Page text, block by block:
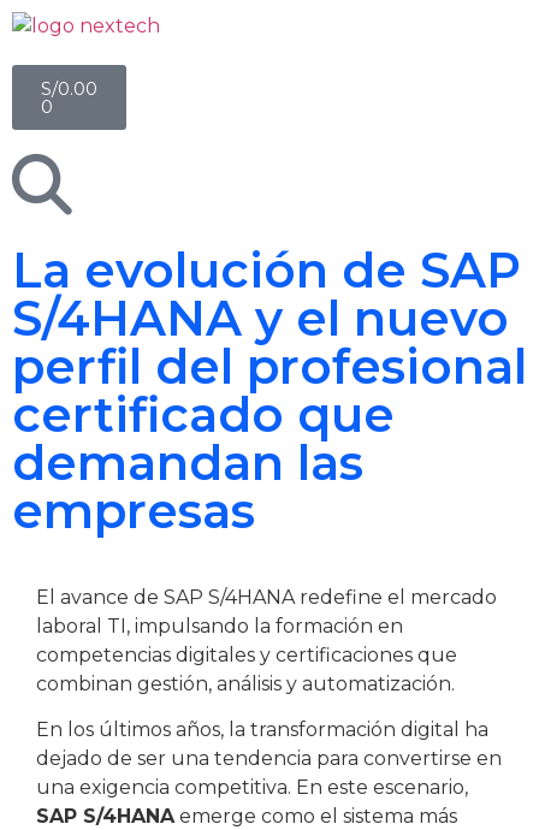
S/0.00
0
La evolución de SAP
S/4HANA y el nuevo
perfil del profesional
certificado que
demandan las
empresas
El avance de SAP S/4HANA redefine el mercado
laboral TI, impulsando la formación en
competencias digitales y certificaciones que
combinan gestión, análisis y automatización.
En los últimos años, la transformación digital ha
dejado de ser una tendencia para convertirse en
una exigencia competitiva. En este escenario,
SAP S/4HANAemerge como el sistema más